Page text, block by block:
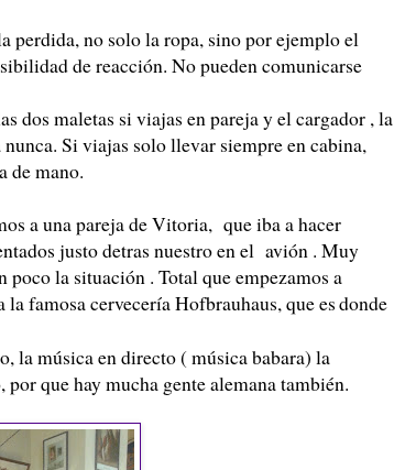
perdida, no solo la ropa, sino por ejemplo el
de reacción. No pueden comunicarse
dos maletas si viajas en pareja y el cargador , la
Si viajas solo llevar siempre en cabina,
de mano.
a una pareja de Vitoria, que iba a hacer
justo detras nuestro en el avión . Muy
la situación . Total que empezamos a
famosa cervecería Hofbrauhaus, que esdonde
la música en directo ( música babara) la
que hay mucha gente alemana también.